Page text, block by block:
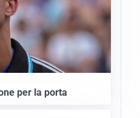
per la porta